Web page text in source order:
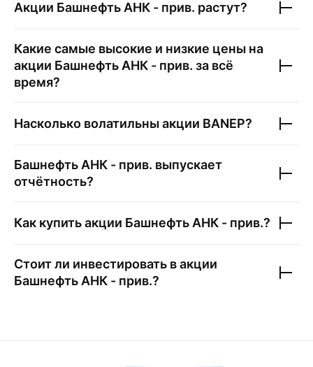
Акции Башнефть АНК - прив. растут?
Какие самые высокие и низкие цены на
акции Башнефть АНК - прив. за всё
время?
Насколько волатильны акции BANEP?
Башнефть АНК - прив. выпускает
отчётность?
Как купить акции Башнефть АНК - прив.?
Стоит ли инвестировать в акции
Башнефть АНК - прив.?